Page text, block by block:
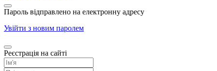
Пароль відправлено на електронну адресу
Увійти з новим паролем
Реєстрація на сайті